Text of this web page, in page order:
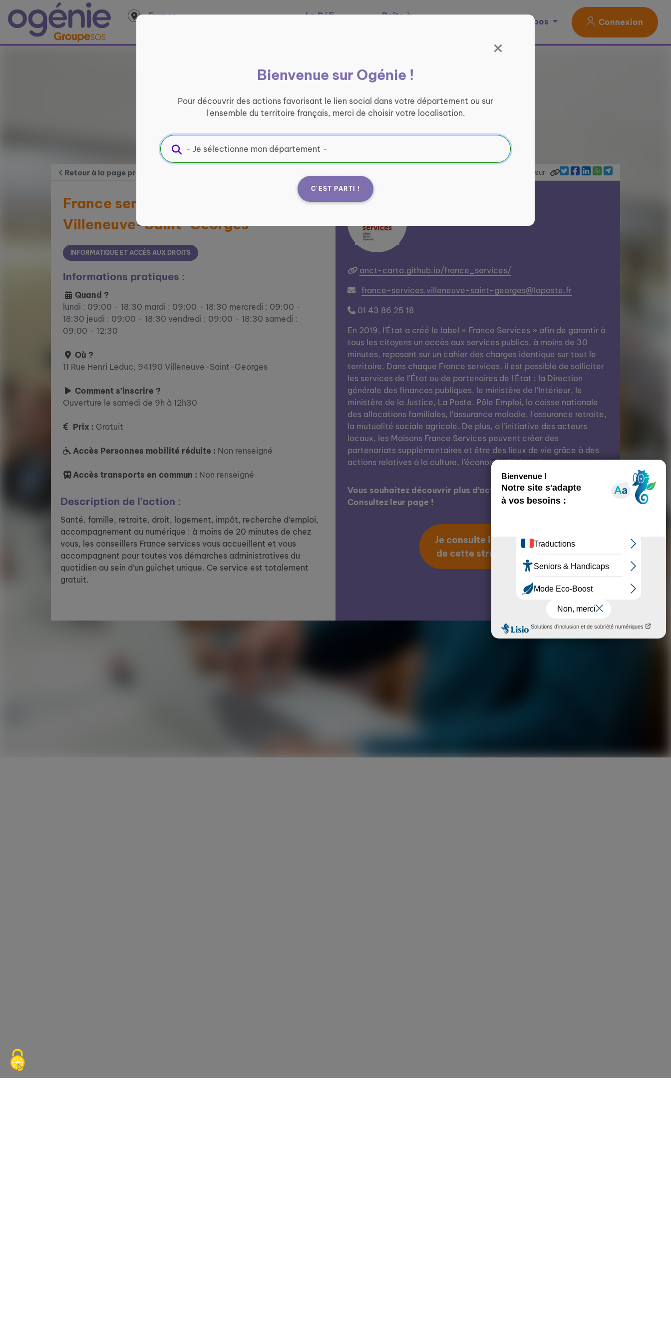
France
Le Défi
Boîte à
À propos Connexion
Bienvenue sur Ogénie !
Pour découvrir des actions favorisant le lien social dans votre département ou sur
l'ensemble du territoire français, merci de choisir votre localisation.
C'EST PARTI !
Retour à la page précédente Partager sur
France services La Poste de
Villeneuve-Saint-Georges
INFORMATIQUE ET ACCÈS AUX DROITS
Informations pratiques :
Quand ?
lundi : 09:00 - 18:30 mardi : 09:00 - 18:30 mercredi : 09:00 -
18:30 jeudi : 09:00 - 18:30 vendredi : 09:00 - 18:30 samedi :
09:00 - 12:30
Où ?
11 Rue Henri Leduc, 94190 Villeneuve-Saint-Georges
Comment s’inscrire ?
Ouverture le samedi de 9h à 12h30
Prix : Gratuit
Accès Personnes mobilité réduite : Non renseigné
Accès transports en commun : Non renseigné
Description de l’action :
Santé, famille, retraite, droit, logement, impôt, recherche d’emploi,
accompagnement au numérique : à moins de 20 minutes de chez
vous, les conseillers France services vous accueillent et vous
accompagnent pour toutes vos démarches administratives du
quotidien au sein d’un guichet unique. Ce service est totalement
gratuit.
anct-carto.github.io/france_services/
france-services.villeneuve-saint-georges@laposte.fr
01 43 86 25 18
En 2019, l’État a créé le label « France Services » afin de garantir à
tous les citoyens un accès aux services publics, à moins de 30
minutes, reposant sur un cahier des charges identique sur tout le
territoire. Dans chaque France services, il est possible de solliciter
les services de l'État ou de partenaires de l'État : la Direction
générale des finances publiques, le ministère de l'Intérieur, le
ministère de la Justice, La Poste, Pôle Emploi, la caisse nationale
des allocations familiales, l'assurance maladie, l'assurance retraite,
la mutualité sociale agricole. De plus, à l’initiative des acteurs
locaux, les Maisons France Services peuvent créer des
partenariats supplémentaires et être des lieux de vie grâce à des
actions relatives à la culture, l’économie, l’éducation, etc.
Vous souhaitez découvrir plus d’actions de cette structure ?
Consultez leur page !
Je consulte la page
de cette structure
Panneau de gestion des cookies